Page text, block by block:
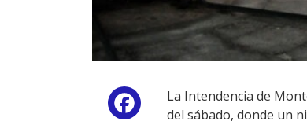
Facebook
La Intendencia de
del sábado, donde un